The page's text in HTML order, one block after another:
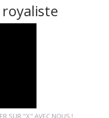
SUR "X" AVEC NOUS !